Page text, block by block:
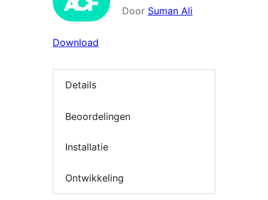
Door Suman Ali
Download
Details
Beoordelingen
Installatie
Ontwikkeling